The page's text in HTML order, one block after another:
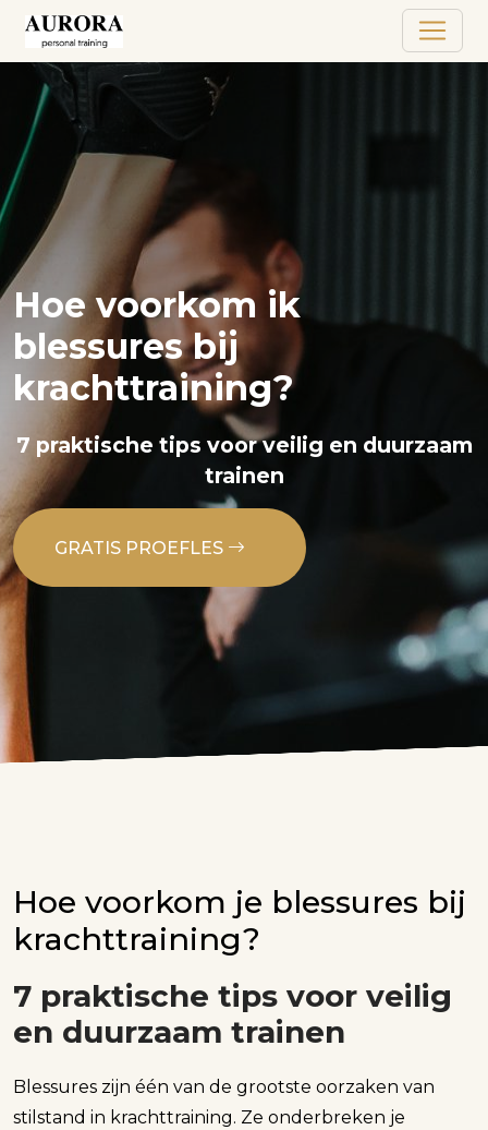
Hoe voorkom ik
blessures bij
krachttraining?
7 praktische tips voor veilig en duurzaam
trainen
GRATIS PROEFLES
Hoe voorkom je blessures bij
krachttraining?
7 praktische tips voor veilig
en duurzaam trainen
Blessures zijn één van de grootste oorzaken van
stilstand in krachttraining. Ze onderbreken je